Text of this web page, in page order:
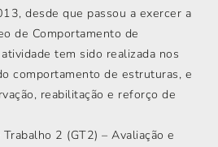
desde que passou a exercer a
de Comportamento de
tem sido realizada nos
comportamento de estruturas, e
reabilitação e reforço de
2 (GT2) – Avaliação e